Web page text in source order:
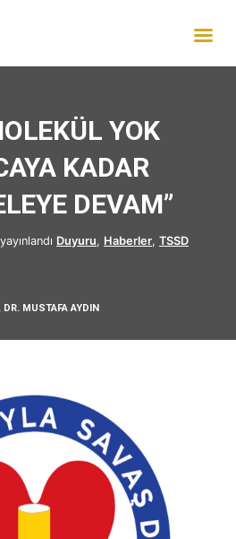
YOK
KADAR
DEVAM”
Duyuru, Haberler, TSSD
DR. MUSTAFA AYDIN